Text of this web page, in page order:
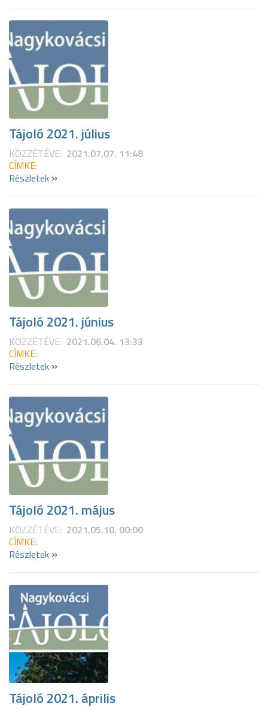
Tájoló 2021. július
KÖZZÉTÉVE: 2021.07.07. 11:48
CÍMKE:
Részletek »
Tájoló 2021. június
KÖZZÉTÉVE: 2021.06.04. 13:33
CÍMKE:
Részletek »
Tájoló 2021. május
KÖZZÉTÉVE: 2021.05.10. 00:00
CÍMKE:
Részletek »
Tájoló 2021. április